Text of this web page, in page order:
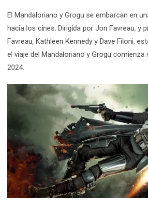
El Mandaloriano y Grogu se embarcan en
hacia los cines. Dirigida por Jon Favreau, y
Favreau, Kathleen Kennedy y Dave Filoni,
el viaje del Mandaloriano y Grogu comienza
2024.